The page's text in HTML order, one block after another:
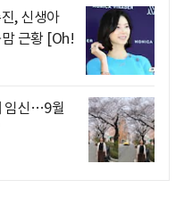
, 신생아
근황 [Oh!
임신…9월